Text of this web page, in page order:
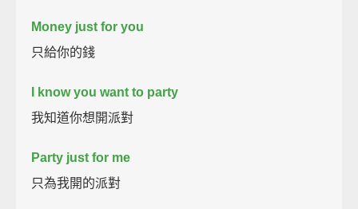
Money just for you
只給你的錢
I know you want to party
我知道你想開派對
Party just for me
只為我開的派對